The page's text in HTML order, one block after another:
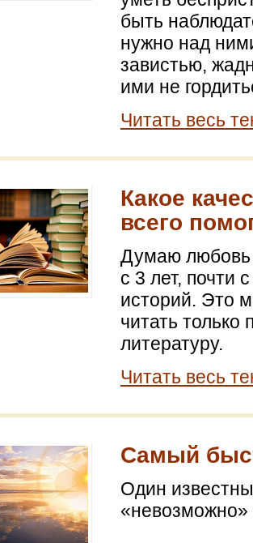
быть
нужно над
завистью,
ими не
Читать весь
Какое
всего
Думаю любовь
с 3 лет, почти
историй. Это
читать
литературу.
Читать весь
Самый
Один
«невозможно»